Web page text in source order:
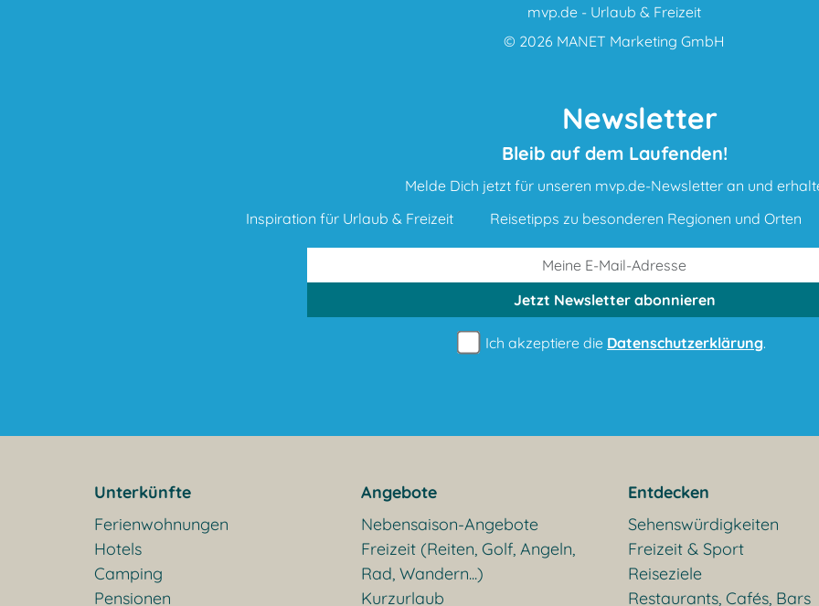
mvp.de - Urlaub & Freizeit
© 2026 MANET Marketing GmbH
Newsletter
Bleib auf dem Laufenden!
Melde Dich jetzt für unseren mvp.de-Newsletter an und
Inspiration für Urlaub & Freizeit
Reisetipps zu besonderen Regionen und Orten
Jetzt Newsletterabonnieren
Ich akzeptiere die Datenschutzerklärung.
Unterkünfte
Ferienwohnungen
Hotels
Camping
Pensionen
Angebote
Nebensaison-Angebote
Freizeit (Reiten, Golf, Angeln,
Rad, Wandern...)
Kurzurlaub
Entdecken
Sehenswürdigkeiten
Freizeit & Sport
Reiseziele
Restaurants, Cafés, Bars